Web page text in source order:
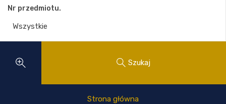
Nr przedmiotu.
Szukaj
Strona główna